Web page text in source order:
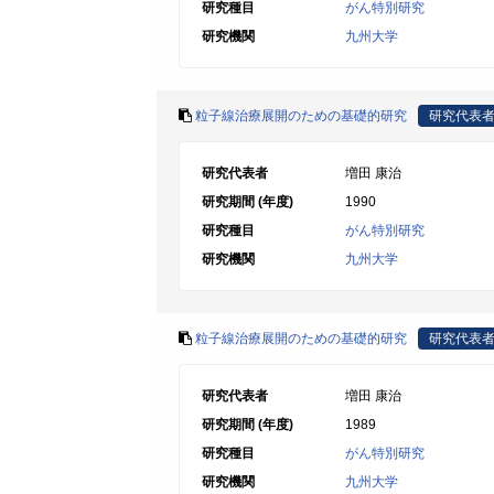
研究種目
がん特別研究
研究機関
九州大学
粒子線治療展開のための基礎的研究 研究代表者
研究代表者
増田 康治
研究期間 (年度)
1990
研究種目
がん特別研究
研究機関
九州大学
粒子線治療展開のための基礎的研究 研究代表者
研究代表者
増田 康治
研究期間 (年度)
1989
研究種目
がん特別研究
研究機関
九州大学